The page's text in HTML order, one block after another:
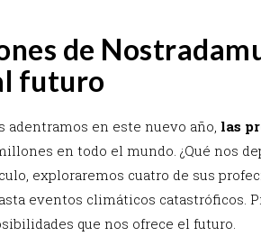
de
futuro
adentramos en este nuevo año, las
en todo el mundo. ¿Qué nos
exploraremos cuatro de sus
eventos climáticos catastróficos.
que nos ofrece el futuro.